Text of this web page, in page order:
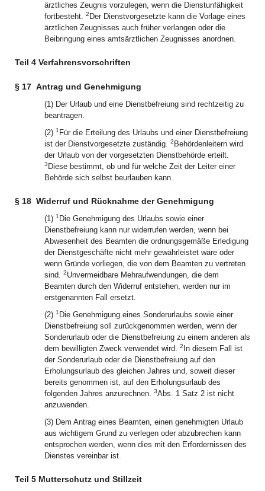
ärztliches Zeugnis vorzulegen, wenn die Dienstunfähigkeit
fortbesteht. 2 Der Dienstvorgesetzte kann die Vorlage eines
ärztlichen Zeugnisses auch früher verlangen oder die
Beibringung eines amtsärztlichen Zeugnisses anordnen.
Teil 4 Verfahrensvorschriften
§ 17 Antrag und Genehmigung
(1) Der Urlaub und eine Dienstbefreiung sind rechtzeitig zu
beantragen.
(2) 1 Für die Erteilung des Urlaubs und einer Dienstbefreiung
ist der Dienstvorgesetzte zuständig. 2 Behördenleitern wird
der Urlaub von der vorgesetzten Dienstbehörde erteilt.
3 Diese bestimmt, ob und für welche Zeit der Leiter einer
Behörde sich selbst beurlauben kann.
§ 18 Widerruf und Rücknahme der Genehmigung
(1) 1 Die Genehmigung des Urlaubs sowie einer
Dienstbefreiung kann nur widerrufen werden, wenn bei
Abwesenheit des Beamten die ordnungsgemäße Erledigung
der Dienstgeschäfte nicht mehr gewährleistet wäre oder
wenn Gründe vorliegen, die von dem Beamten zu vertreten
sind. 2Unvermeidbare Mehraufwendungen, die dem
Beamten durch den Widerruf entstehen, werden nur im
erstgenannten Fall ersetzt.
(2) 1 Die Genehmigung eines Sonderurlaubs sowie einer
Dienstbefreiung soll zurückgenommen werden, wenn der
Sonderurlaub oder die Dienstbefreiung zu einem anderen als
dem bewilligten Zweck verwendet wird. 2 In diesem Fall ist
der Sonderurlaub oder die Dienstbefreiung auf den
Erholungsurlaub des gleichen Jahres und, soweit dieser
bereits genommen ist, auf den Erholungsurlaub des
folgenden Jahres anzurechnen. 3Abs. 1 Satz 2 ist nicht
anzuwenden.
(3) Dem Antrag eines Beamten, einen genehmigten Urlaub
aus wichtigem Grund zu verlegen oder abzubrechen kann
entsprochen werden, wenn dies mit den Erfordernissen des
Dienstes vereinbar ist.
Teil 5 Mutterschutz und Stillzeit